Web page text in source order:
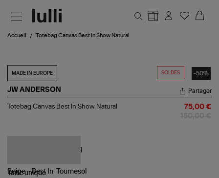
Accueil Totebag Canvas Best In Show Natural
SOLDES -50%
MADE IN EUROPE
JW ANDERSON
Totebag
Partager
Totebag Canvas Best In Show Natural 75,00 €
Tailleunique